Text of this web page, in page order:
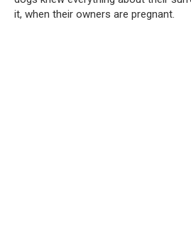
it, when their owners are pregnant.